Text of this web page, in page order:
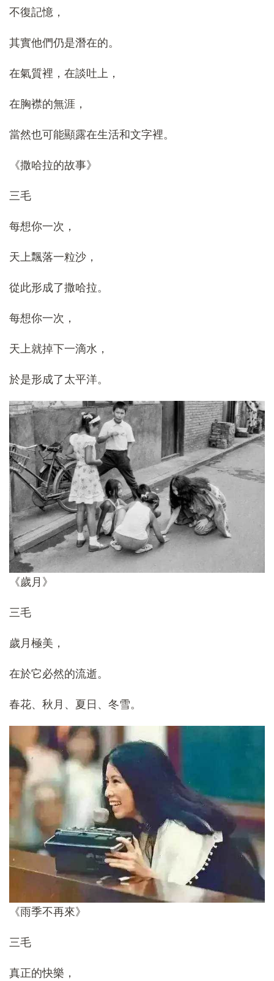
不復記憶，
其實他們仍是潛在的。
在氣質裡，在談吐上，
在胸襟的無涯，
當然也可能顯露在生活和文字裡。
《撒哈拉的故事》
三毛
每想你一次，
天上飄落一粒沙，
從此形成了撒哈拉。
每想你一次，
天上就掉下一滴水，
於是形成了太平洋。
《歲月》
三毛
歲月極美，
在於它必然的流逝。
春花、秋月、夏日、冬雪。
《雨季不再來》
三毛
真正的快樂，